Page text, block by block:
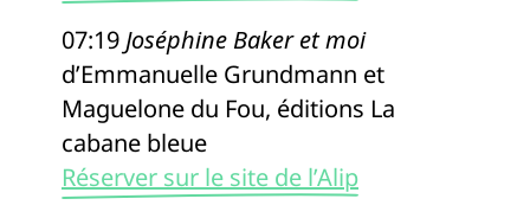
07:19 Joséphine Baker et moi
d’Emmanuelle Grundmann et
Maguelone du Fou, éditions La
cabane bleue
Réserver sur le site de l’Alip